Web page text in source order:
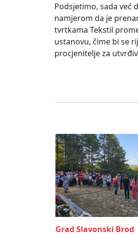
Podsjetimo, sada već
namjerom da je
tvrtkama Tekstil
ustanovu, čime bi se
procjenitelje za
Grad Slavonski Brod